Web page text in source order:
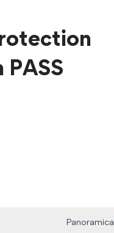
Panoramica